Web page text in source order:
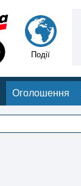
Події
Оголошення